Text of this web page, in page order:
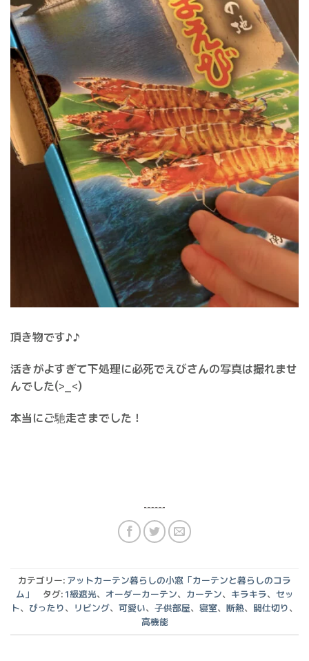
頂き物です♪♪
活きがよすぎて下処理に必死でえびさんの写真は撮れませ
んでした(>_<)
本当にご馳走さまでした！
カテゴリー: アットカーテン暮らしの小窓「カーテンと暮らしのコラ
ム」
タグ: 1級遮光、 オーダーカーテン、 カーテン、 キラキラ、 セッ
ト、 ぴったり、 リビング、 可愛い、 子供部屋、 寝室、 断熱、 間仕切り、
高機能